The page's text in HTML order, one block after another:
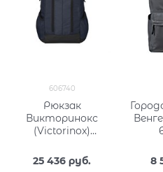
606740
Рюкзак
Викторинокс
(Victorinox)
Slimline Laptop
15,6'' 606740
25 436 руб. 8